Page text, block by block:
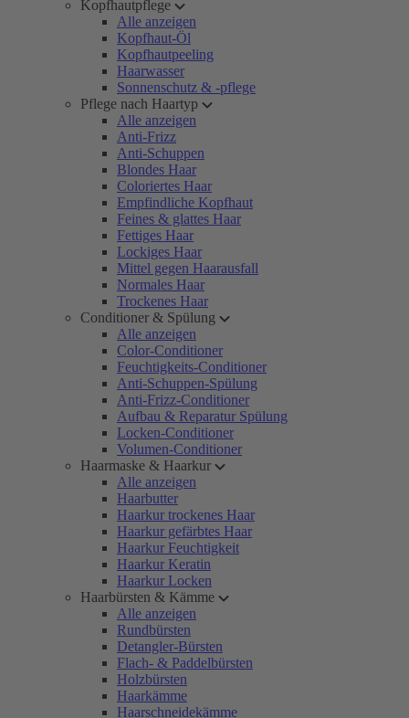
Kopfhautpflege
Alle anzeigen
Kopfhaut-Öl
Kopfhautpeeling
Haarwasser
Sonnenschutz & -pflege
Pflege nach Haartyp
Alle anzeigen
Anti-Frizz
Anti-Schuppen
Blondes Haar
Coloriertes Haar
Empfindliche Kopfhaut
Feines & glattes Haar
Fettiges Haar
Lockiges Haar
Mittel gegen Haarausfall
Normales Haar
Trockenes Haar
Conditioner & Spülung
Alle anzeigen
Color-Conditioner
Feuchtigkeits-Conditioner
Anti-Schuppen-Spülung
Anti-Frizz-Conditioner
Aufbau & Reparatur Spülung
Locken-Conditioner
Volumen-Conditioner
Haarmaske & Haarkur
Alle anzeigen
Haarbutter
Haarkur trockenes Haar
Haarkur gefärbtes Haar
Haarkur Feuchtigkeit
Haarkur Keratin
Haarkur Locken
Haarbürsten & Kämme
Alle anzeigen
Rundbürsten
Detangler-Bürsten
Flach- & Paddelbürsten
Holzbürsten
Haarkämme
Haarschneidekämme